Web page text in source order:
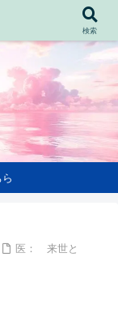
医： 来世と
検索